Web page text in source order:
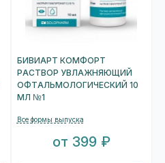
БИВИАРТ КОМФОРТ
РАСТВОР УВЛАЖНЯЮЩИЙ
ОФТАЛЬМОЛОГИЧЕСКИЙ 10
МЛ №1
Все формы выпуска
от 399 ₽